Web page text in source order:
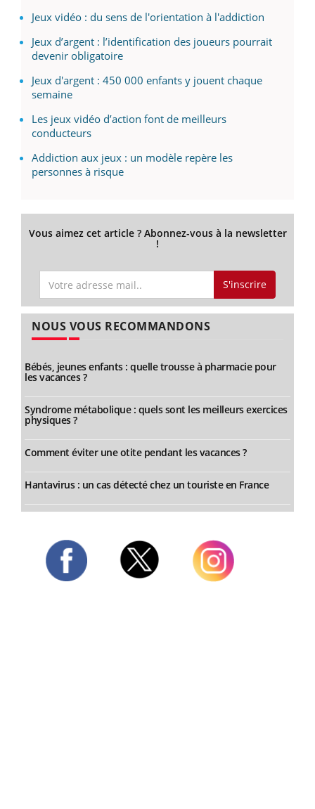
Jeux vidéo : du sens de l'orientation à l'addiction
Jeux d’argent : l’identification des joueurs pourrait
devenir obligatoire
Jeux d'argent : 450 000 enfants y jouent chaque
semaine
Les jeux vidéo d’action font de meilleurs
conducteurs
Addiction aux jeux : un modèle repère les
personnes à risque
Vous aimez cet article ? Abonnez-vous à la newsletter
!
S'inscrire
NOUS VOUS RECOMMANDONS
Bébés, jeunes enfants : quelle trousse à pharmacie pour
les vacances ?
Syndrome métabolique : quels sont les meilleurs exercices
physiques ?
Comment éviter une otite pendant les vacances ?
Hantavirus : un cas détecté chez un touriste en France